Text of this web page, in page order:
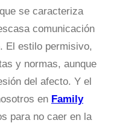
se caracteriza
comunicación
El estilo permisivo,
y normas, aunque
del afecto. Y el
en Family
para no caer en la